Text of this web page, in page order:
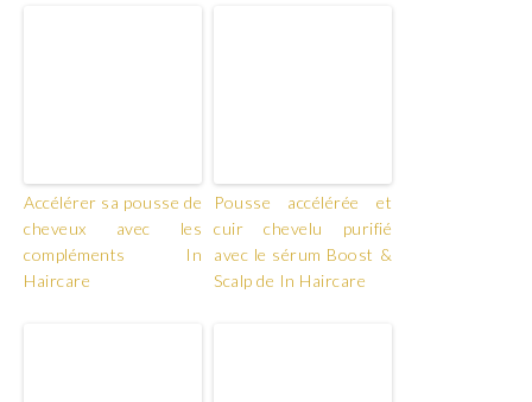
Accélérer sa pousse de
cheveux avec les
compléments In
Haircare
Pousse accélérée et
cuir chevelu purifié
avec le sérum Boost &
Scalp de In Haircare